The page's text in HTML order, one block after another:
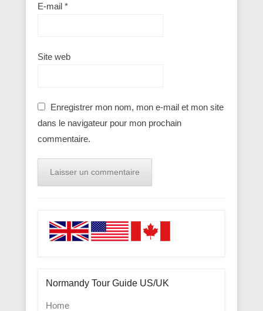
E-mail *
Site web
Enregistrer mon nom, mon e-mail et mon site
dans le navigateur pour mon prochain
commentaire.
Normandy Tour Guide US/UK
Home